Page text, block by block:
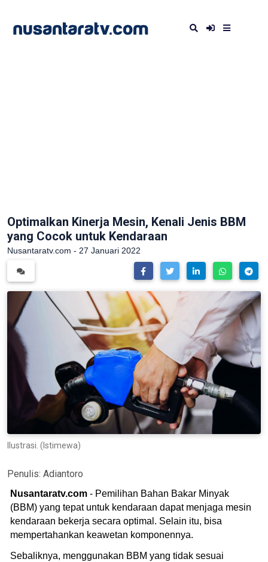
Optimalkan Kinerja Mesin, Kenali Jenis BBM
yang Cocok untuk Kendaraan
Nusantaratv.com - 27 Januari 2022
Ilustrasi. (Istimewa)
Penulis: Adiantoro
Nusantaratv.com - Pemilihan Bahan Bakar Minyak
(BBM) yang tepat untuk kendaraan dapat menjaga mesin
kendaraan bekerja secara optimal. Selain itu, bisa
mempertahankan keawetan komponennya.
Sebaliknya, menggunakan BBM yang tidak sesuai